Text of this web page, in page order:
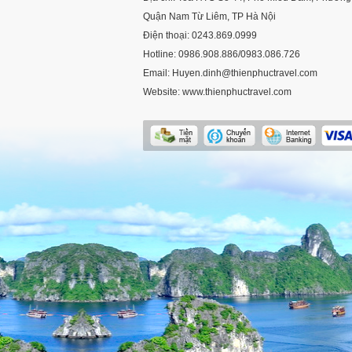
Quận Nam Từ Liêm, TP Hà Nội
Điện thoại: 0243.869.0999
Hotline: 0986.908.886/0983.086.726
Email: Huyen.dinh@thienphuctravel.com
Website: www.thienphuctravel.com